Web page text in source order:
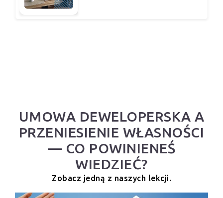
UMOWA DEWELOPERSKA A
PRZENIESIENIE WŁASNOŚCI
— CO POWINIENEŚ
WIEDZIEĆ?
Zobacz jedną z naszych lekcji.